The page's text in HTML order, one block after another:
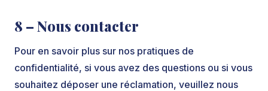
8 – Nous contacter
Pour en savoir plus sur nos pratiques de
confidentialité, si vous avez des questions ou si vous
souhaitez déposer une réclamation, veuillez nous